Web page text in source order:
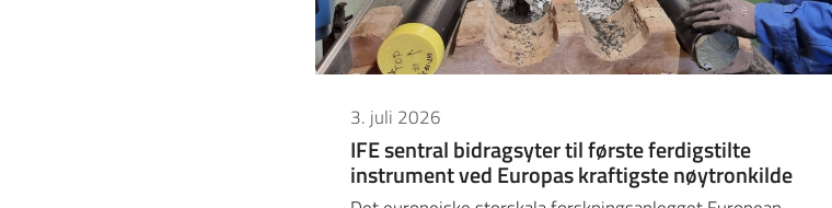
3. juli 2026
IFE sentral bidragsyter til første ferdigstilte
instrument ved Europas kraftigste nøytronkilde